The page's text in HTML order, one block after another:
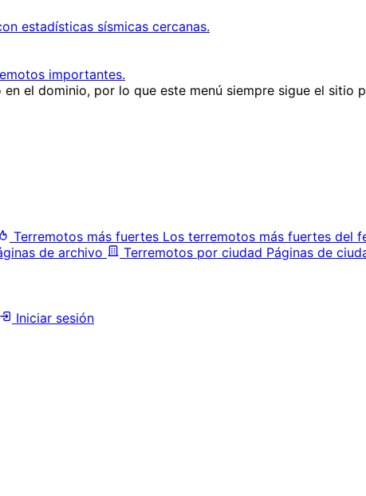
estadísticas sísmicas cercanas.
importantes.
el dominio, por lo que este menú siempre sigue el sitio
Terremotos más fuertes Los terremotos más fuertes del
de archivo Terremotos por ciudad Páginas de
Iniciar sesión